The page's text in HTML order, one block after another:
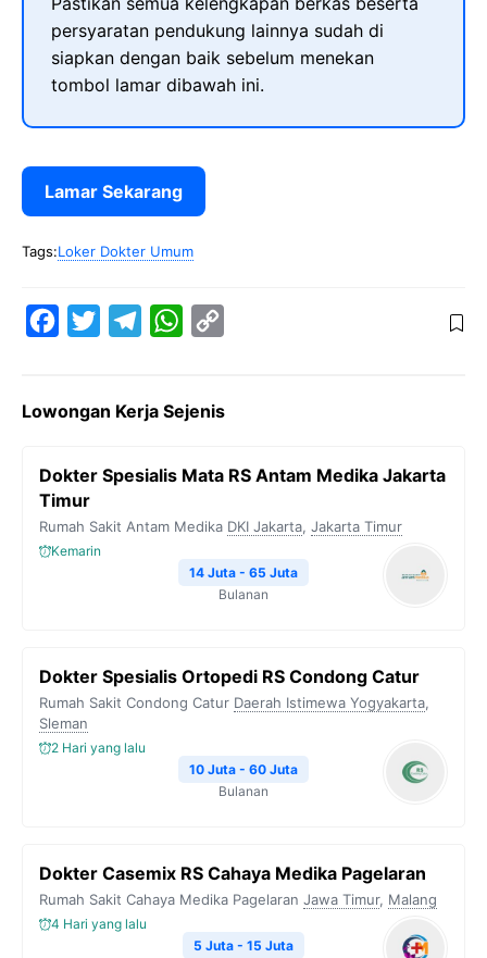
persyaratan pendukung lainnya sudah di
siapkan dengan baik sebelum menekan
tombol lamar dibawah ini.
Lamar Sekarang
Tags:Loker Dokter Umum
e
o
k
t
e
e
r
a
W
t
A
p
y
n
Lowongan Kerja Sejenis
Dokter Spesialis Mata RS Antam Medika Jakarta
Timur
Rumah Sakit Antam Medika DKI Jakarta, Jakarta Timur
Kemarin
14 Juta - 65 Juta
Bulanan
Dokter Spesialis Ortopedi RS Condong Catur
Rumah Sakit Condong Catur Daerah Istimewa Yogyakarta,
Sleman
2 Hari yang lalu
10 Juta - 60 Juta
Bulanan
Dokter Casemix RS Cahaya Medika Pagelaran
Rumah Sakit Cahaya Medika Pagelaran Jawa Timur, Malang
4 Hari yang lalu
5 Juta - 15 Juta